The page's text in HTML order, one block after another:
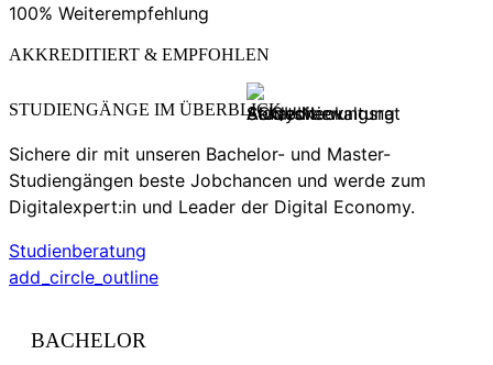
100% Weiterempfehlung
AKKREDITIERT & EMPFOHLEN
STUDIENGÄNGE IM ÜBERBLICK
Sichere dir mit unseren Bachelor- und Master-
Studiengängen beste Jobchancen und werde zum
Digitalexpert:in und Leader der Digital Economy.
Studienberatung
add_circle_outline
BACHELOR